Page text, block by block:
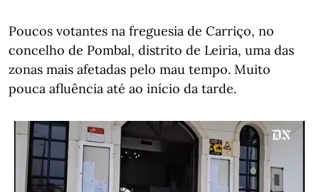
Poucos votantes na freguesia de Carriço, no
concelho de Pombal, distrito de Leiria, uma das
zonas mais afetadas pelo mau tempo. Muito
pouca afluência até ao início da tarde.